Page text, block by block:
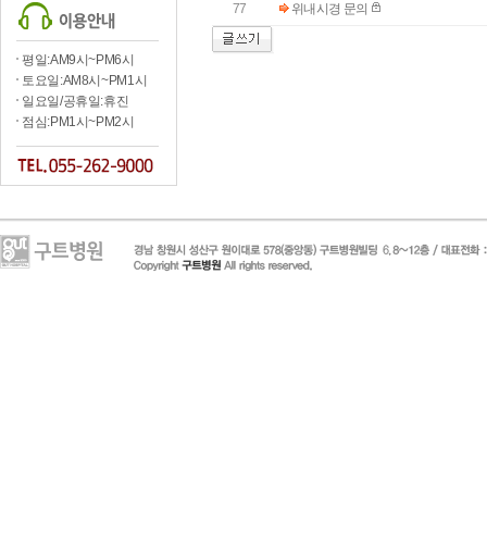
평일:AM9시~PM6시
토요일:AM8시~PM1시
일요일/공휴일:휴진
점심:PM1시~PM2시
77 위내시경 문의